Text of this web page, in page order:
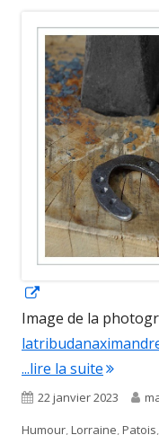
in
a
new
window
Image de la
...lire la suite"Lo
Published
on
22 janvier 2023
Humour,Lorraine,Patois,